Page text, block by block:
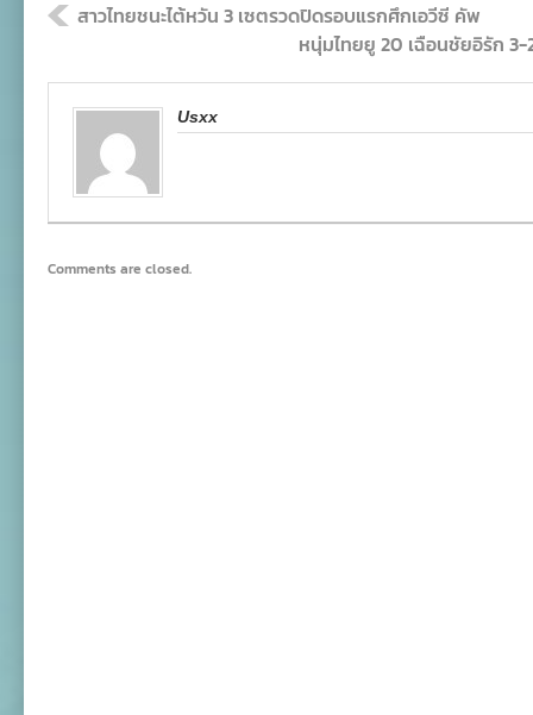
สาวไทยชนะไต้หวัน 3 เซตรวดปิดรอบแรกศึกเอวีซี คัพ
หนุ่มไทยยู 20 เฉือนชัยอิรัก
Usxx
Comments are closed.